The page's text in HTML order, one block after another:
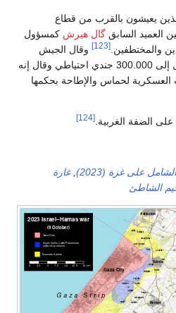
يعيشون بالقرب من قطاع
العميد السابق گال هيرش كمسؤول
والمختطفين. [123]
وقال الجيش
الإسرائيلي إنه استدعى ما يصل إلى 300.000 جندي احتياطي وقال إنه
لحماس والإطاحة بحكمها
الضفة الغربية. [124]
على غزة (2023) , غارة
الشاطئ